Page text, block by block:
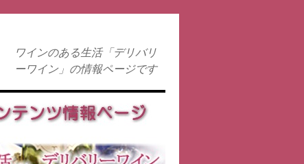
ワインのある生活「デリバリ
ーワイン」の情報ページです